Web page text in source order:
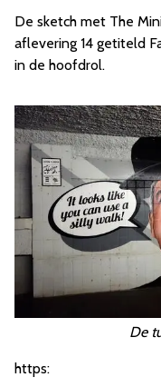
De sketch met The
aflevering 14 getiteld
in de hoofdrol.
De
https: